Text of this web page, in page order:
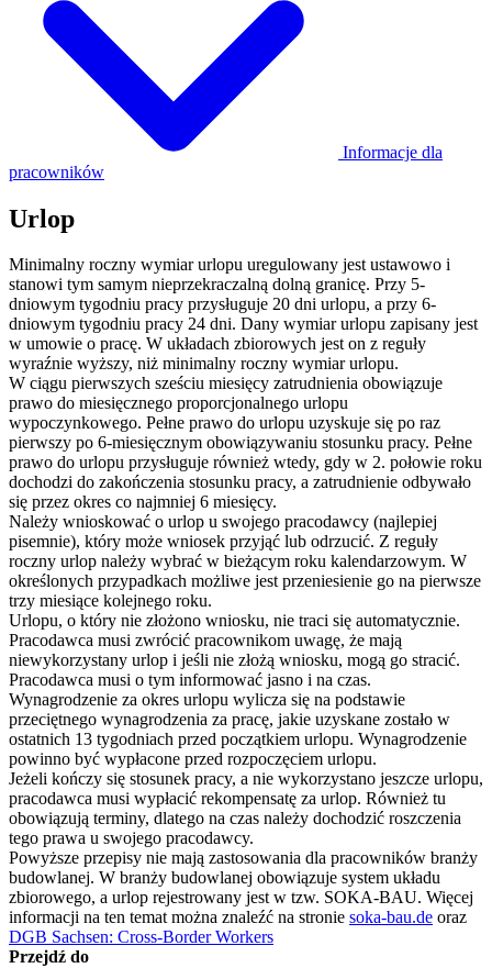
Informacje dla
pracowników
Urlop
Minimalny roczny wymiar urlopu uregulowany jest ustawowo i
stanowi tym samym nieprzekraczalną dolną granicę. Przy 5-
dniowym tygodniu pracy przysługuje 20 dni urlopu, a przy 6-
dniowym tygodniu pracy 24 dni. Dany wymiar urlopu zapisany jest
w umowie o pracę. W układach zbiorowych jest on z reguły
wyraźnie wyższy, niż minimalny roczny wymiar urlopu.
W ciągu pierwszych sześciu miesięcy zatrudnienia obowiązuje
prawo do miesięcznego proporcjonalnego urlopu
wypoczynkowego. Pełne prawo do urlopu uzyskuje się po raz
pierwszy po 6-miesięcznym obowiązywaniu stosunku pracy. Pełne
prawo do urlopu przysługuje również wtedy, gdy w 2. połowie roku
dochodzi do zakończenia stosunku pracy, a zatrudnienie odbywało
się przez okres co najmniej 6 miesięcy.
Należy wnioskować o urlop u swojego pracodawcy (najlepiej
pisemnie), który może wniosek przyjąć lub odrzucić. Z reguły
roczny urlop należy wybrać w bieżącym roku kalendarzowym. W
określonych przypadkach możliwe jest przeniesienie go na pierwsze
trzy miesiące kolejnego roku.
Urlopu, o który nie złożono wniosku, nie traci się automatycznie.
Pracodawca musi zwrócić pracownikom uwagę, że mają
niewykorzystany urlop i jeśli nie złożą wniosku, mogą go stracić.
Pracodawca musi o tym informować jasno i na czas.
Wynagrodzenie za okres urlopu wylicza się na podstawie
przeciętnego wynagrodzenia za pracę, jakie uzyskane zostało w
ostatnich 13 tygodniach przed początkiem urlopu. Wynagrodzenie
powinno być wypłacone przed rozpoczęciem urlopu.
Jeżeli kończy się stosunek pracy, a nie wykorzystano jeszcze urlopu,
pracodawca musi wypłacić rekompensatę za urlop. Również tu
obowiązują terminy, dlatego na czas należy dochodzić roszczenia
tego prawa u swojego pracodawcy.
Powyższe przepisy nie mają zastosowania dla pracowników branży
budowlanej. W branży budowlanej obowiązuje system układu
zbiorowego, a urlop rejestrowany jest w tzw. SOKA-BAU. Więcej
informacji na ten temat można znaleźć na stronie soka-bau.de oraz
DGB Sachsen: Cross-Border Workers
Przejdź do